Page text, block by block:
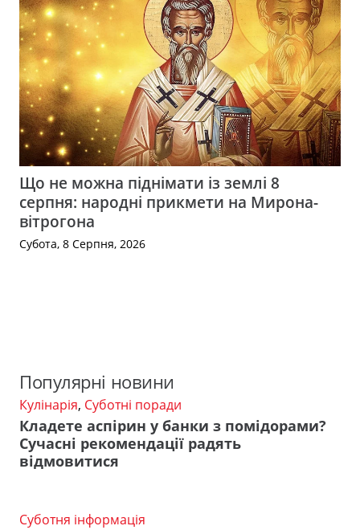
Що не можна піднімати із землі 8
серпня: народні прикмети на Мирона-
вітрогона
Субота, 8 Серпня, 2026
Популярні новини
Кулінарія, Суботні поради
Кладете аспірин у банки з помідорами?
Сучасні рекомендації радять
відмовитися
Суботня інформація